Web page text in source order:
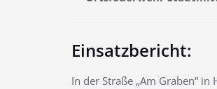
Einsatzbericht:
In der Straße „Am Graben“